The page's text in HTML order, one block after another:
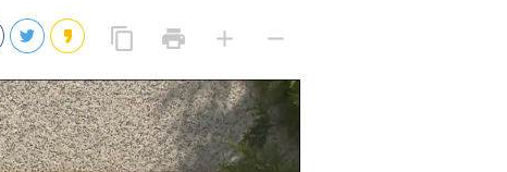
2026년 08월 07일(금)
2026년 08월 07일(금)
content_copy
사
print add
게
remove
게